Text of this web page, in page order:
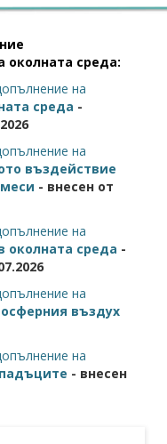
околната среда:
на
среда -
на
въздействие
- внесен от
на
околната среда -
на
въздух
на
- внесен